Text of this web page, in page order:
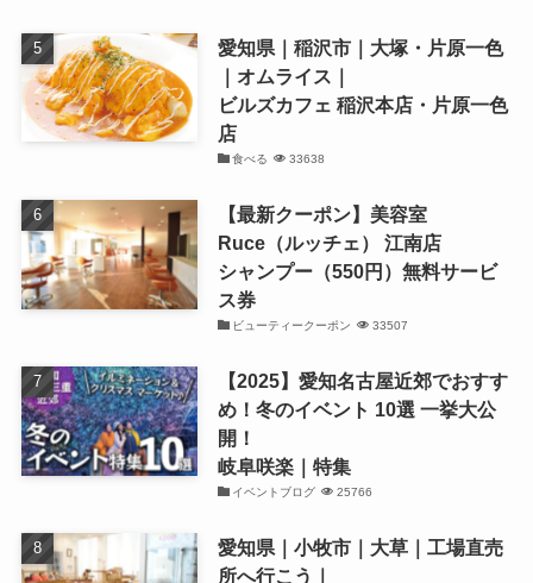
愛知県｜稲沢市｜大塚・片原一色
｜オムライス｜
ビルズカフェ 稲沢本店・片原一色
店
食べる 33638
【最新クーポン】美容室
Ruce（ルッチェ） 江南店
シャンプー（550円）無料サービ
ス券
ビューティークーポン 33507
【2025】愛知名古屋近郊でおすす
め！冬のイベント 10選 一挙大公
開！
岐阜咲楽｜特集
イベントブログ 25766
愛知県｜小牧市｜大草｜工場直売
所へ行こう｜